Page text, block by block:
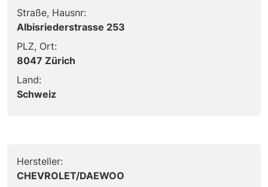
Straße, Hausnr:
Albisriederstrasse 253
PLZ, Ort:
8047 Zürich
Land:
Schweiz
Hersteller:
CHEVROLET/DAEWOO